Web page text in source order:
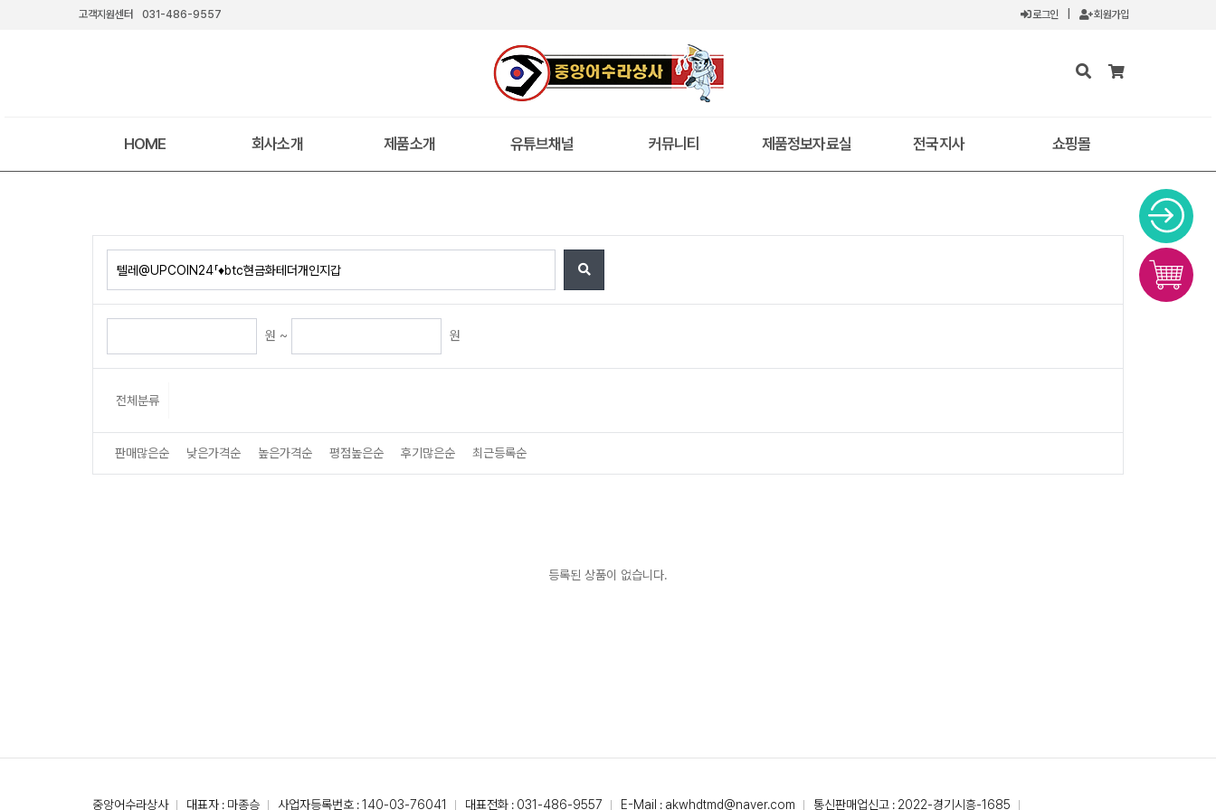
고객지원센터 031-486-9557 로그인 회원가입
HOME 회사소개 제품소개 유튜브채널 커뮤니티 제품정보자료실 전국지사 쇼핑몰
원 ~ 원
전체분류
판매많은순 낮은가격순 높은가격순 평점높은순 후기많은순 최근등록순
등록된 상품이 없습니다.
중앙어수라상사 대표자 : 마종승 사업자등록번호 : 140-03-76041 대표전화 : 031-486-9557 E-Mail : akwhdtmd@naver.com 통신판매업신고 : 2022-경기시흥-1685